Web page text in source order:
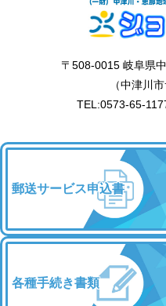
〒508-0015 岐阜県
（中津川
TEL:0573-65-
郵送サービス申込書
各種手続き書類